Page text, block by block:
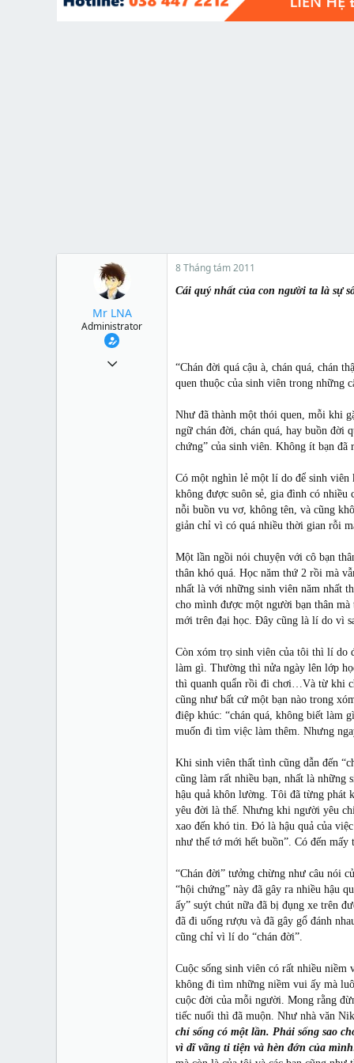
t
Mr LNA
Administrator
8 Tháng tám 2011
Cái quý nhất của con người ta là sự
“Chán đời quá cậu à, chán quá, chán
quen thuộc của sinh viên trong những
Như đã thành một thói quen, mỗi khi
ngữ chán đời, chán quá, hay buồn đời
chứng” của sinh viên. Không ít bạn
Có một nghìn lẻ một lí do để sinh viên
không được suôn sẻ, gia đình có
nỗi buồn vu vơ, không tên, và cũng
giản chỉ vì có quá nhiều thời gian rỗi
Một lần ngồi nói chuyện với cô bạn
thân khó quá. Học năm thứ 2 rồi mà
nhất là với những sinh viên năm nhất
cho mình được một người bạn thân
mới trên đại học. Đây cũng là lí do vì
Còn xóm trọ sinh viên của tôi thì lí do
làm gì. Thường thì nửa ngày lên lớp
thì quanh quẩn rồi đi chơi…Và từ khi
cũng như bất cứ một bạn nào trong
điệp khúc: “chán quá, không biết làm
muốn đi tìm việc làm thêm. Nhưng
Khi sinh viên thất tình cũng dẫn đến
cũng làm rất nhiều bạn, nhất là những
hậu quả khôn lường. Tôi đã từng phát
yêu đời là thế. Nhưng khi người yêu
xao đến khó tin. Đó là hậu quả của
như thế tớ mới hết buồn”. Có đến
“Chán đời” tưởng chừng như câu nói
“hội chứng” này đã gây ra nhiều hậu
ấy” suýt chút nữa đã bị đụng xe trên
đã đi uống rượu và đã gây gổ đánh
cũng chỉ vì lí do “chán đời”.
Cuộc sống sinh viên có rất nhiều
không đi tìm những niềm vui ấy mà
cuộc đời của mỗi người. Mong rằng
tiếc nuối thì đã muộn. Như nhà văn
chỉ sống có một lần. Phải sống sao
vì dĩ vãng ti tiện và hèn đớn của